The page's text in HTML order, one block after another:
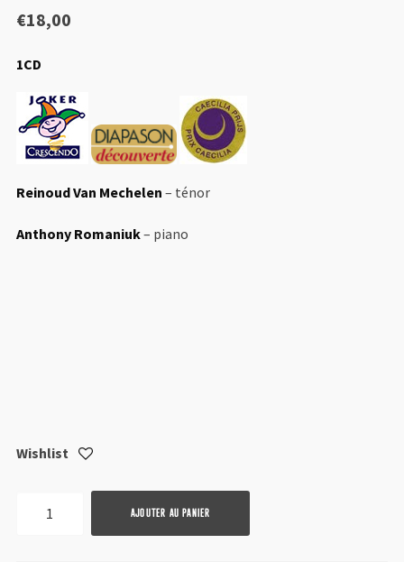
€18,00
1CD
Reinoud Van Mechelen – ténor
Anthony Romaniuk– piano
Wishlist
quantité
AJOUTER AU PANIER